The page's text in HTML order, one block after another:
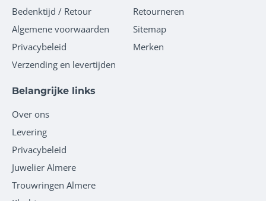
Bedenktijd / Retour
Algemene voorwaarden
Privacybeleid
Verzending en levertijden
Retourneren
Sitemap
Merken
Belangrijke links
Over ons
Levering
Privacybeleid
Juwelier Almere
Trouwringen Almere